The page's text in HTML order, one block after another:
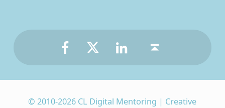
© 2010-2026 CL Digital Mentoring | Creative